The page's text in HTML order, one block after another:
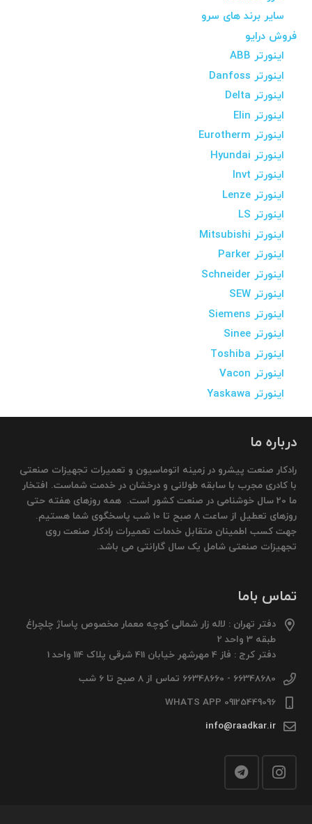
سایر برند های سرو
فروش درایو
اینورتر ABB
اینورتر Danfoss
اینورتر Delta
اینورتر Elin
اینورتر Eurotherm
اینورتر Hyundai
اینورتر Invt
اینورتر Lenze
اینورتر LS
اینورتر Mitsubishi
اینورتر Parker
اینورتر Schneider
اینورتر SEW
اینورتر Siemens
اینورتر Sinee
اینورتر Toshiba
اینورتر Vacon
اینورتر Yaskawa
درباره ما
رادکار صنعت پیشرو در زمینه اتوماسیون و تعمیرات تجهیزات صنعتی
با کادری مجرب با سابقه طولانی و درخشان در خدمت شماست. افتخار
ما 20 سال خوشنامی در صنعت کشور است. همه روزهای هفته حتی
روزهای تعطیل از ساعت 8 صبح تا 10 شب پاسخگوی شما هستیم.
جهت کسب اطمینان متقابل خدمات تعمیرات رادکار صنعت روی
تجهیزات صنعتی شامل یک سال گارانتی می باشد.
تماس باما
دفتر تهران : لاله زار شمالی کوچه معمار مخصوص پاساژ چلچراغ
طبقه 3 واحد 2
دفتر کرج : فاز 4 مهرشهر خیابان 411 شرقی پلاک 114 واحد 1
66348680 - 66348660 تماس از 8 صبح تا 6 شب
09125449096 WHATS APP
info@raadkar.ir